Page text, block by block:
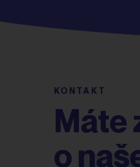
KONTAKT
Máte
o